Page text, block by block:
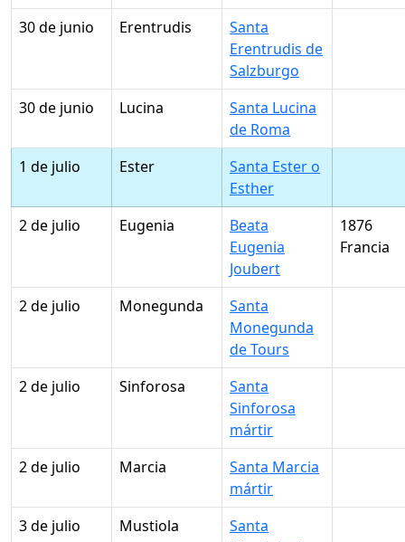
30 de junio Erentrudis
Santa
Erentrudis de
Salzburgo
30 de junio
Lucina
Santa Lucina
de Roma
1 de julio
Ester
Santa Ester o
Esther
2 de julio
Eugenia
Beata
Eugenia
Joubert
1876
Francia
2 de julio Monegunda
Santa
Monegunda
de Tours
2 de julio
Sinforosa
Santa
Sinforosa
mártir
2 de julio
Marcia
Santa Marcia
mártir
3 de julio
Mustiola
Santa